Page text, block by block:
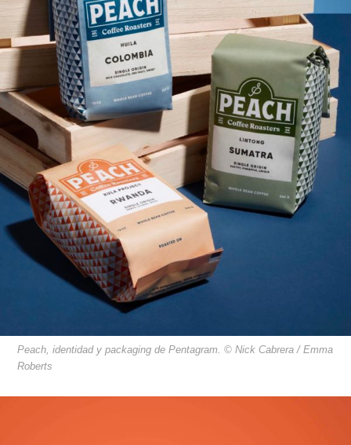
Peach, identidad y packaging de Pentagram. © Nick Cabrera / Emma
Roberts